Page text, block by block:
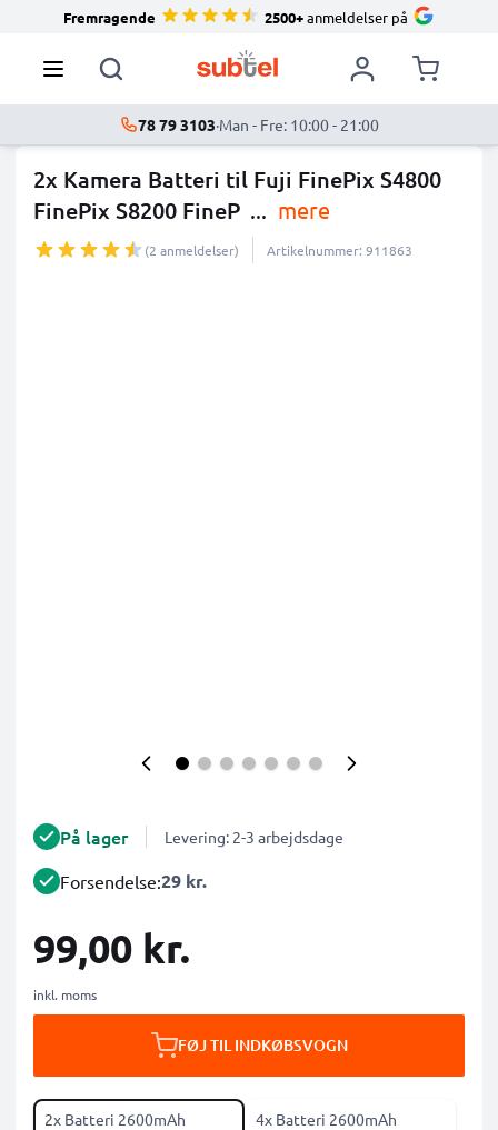
Fremragende 2500+anmeldelser på
78 79 3103·Man - Fre: 10:00 - 21:00
2x Kamera Batteri til Fuji FinePix S4800
FinePix S8200 FineP ... mere
(2 anmeldelser) Artikelnummer: 911863
På lager Levering: 2-3 arbejdsdage
Forsendelse:29 kr.
99,00 kr.
inkl. moms
FØJ TIL INDKØBSVOGN
2x Batteri 2600mAh 4x Batteri 2600mAh